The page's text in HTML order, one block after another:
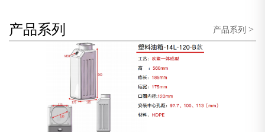
产品系列 产品系列 >